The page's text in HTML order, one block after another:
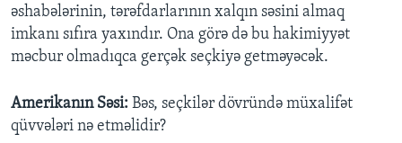
əshabələrinin, tərəfdarlarının xalqın səsini almaq
imkanı sıfıra yaxındır. Ona görə də bu hakimiyyət
məcbur olmadıqca gerçək seçkiyə getməyəcək.
Amerikanın Səsi: Bəs, seçkilər dövründə müxalifət
qüvvələri nə etməlidir?